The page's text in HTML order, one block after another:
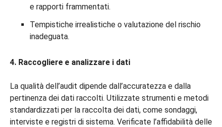
e rapporti frammentati.
Tempistiche irrealistiche o valutazione del rischio
inadeguata.
4. Raccogliere e analizzare i dati
La qualità dell’audit dipende dall’accuratezza e dalla
pertinenza dei dati raccolti. Utilizzate strumenti e metodi
standardizzati per la raccolta dei dati, come sondaggi,
interviste e registri di sistema. Verificate l’affidabilità delle